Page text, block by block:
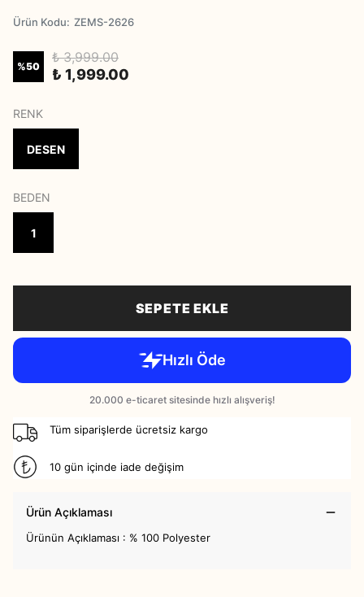
Ürün Kodu: ZEMS-2626
%50
₺ 3,999.00
₺ 1,999.00
RENK
DESEN
BEDEN
1
SEPETE EKLE
Tüm siparişlerde ücretsiz kargo
10 gün içinde iade değişim
Ürün Açıklaması
Ürünün Açıklaması : % 100 Polyester